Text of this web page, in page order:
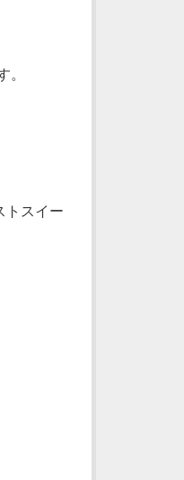
。
トスイー